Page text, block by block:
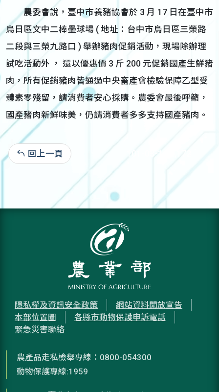
農委會說，臺中市養豬協會於 3 月 17 日在臺中市
烏日區文中二棒壘球場 ( 地址：台中市烏日區三榮路
二段與三榮九路口 ) 舉辦豬肉促銷活動，現場除辦理
試吃活動外 ， 還以優惠價 3 斤 200 元促銷國產生鮮豬
肉，所有促銷豬肉皆通過中央畜產會檢驗保障乙型受
體素零殘留，請消費者安心採購。農委會最後呼籲，
國產豬肉新鮮味美，仍請消費者多多支持國產豬肉。
回上一頁 101-03-16:2,172
隱私權及資訊安全政策
網站資料開放宣告
本部位置圖
各縣市動物保護申訴電話
緊急災害聯絡
農產品走私檢舉專線：0800-054300
動物保護專線:1959